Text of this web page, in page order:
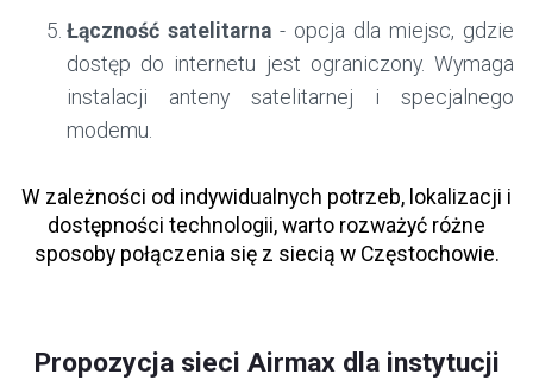
Łączność satelitarna - opcja dla miejsc, gdzie
dostęp do internetu jest ograniczony. Wymaga
instalacji anteny satelitarnej i specjalnego
modemu.
W zależności od indywidualnych potrzeb, lokalizacji i
dostępności technologii, warto rozważyć różne
sposoby połączenia się z siecią w Częstochowie.
Propozycja sieci Airmax dla instytucji